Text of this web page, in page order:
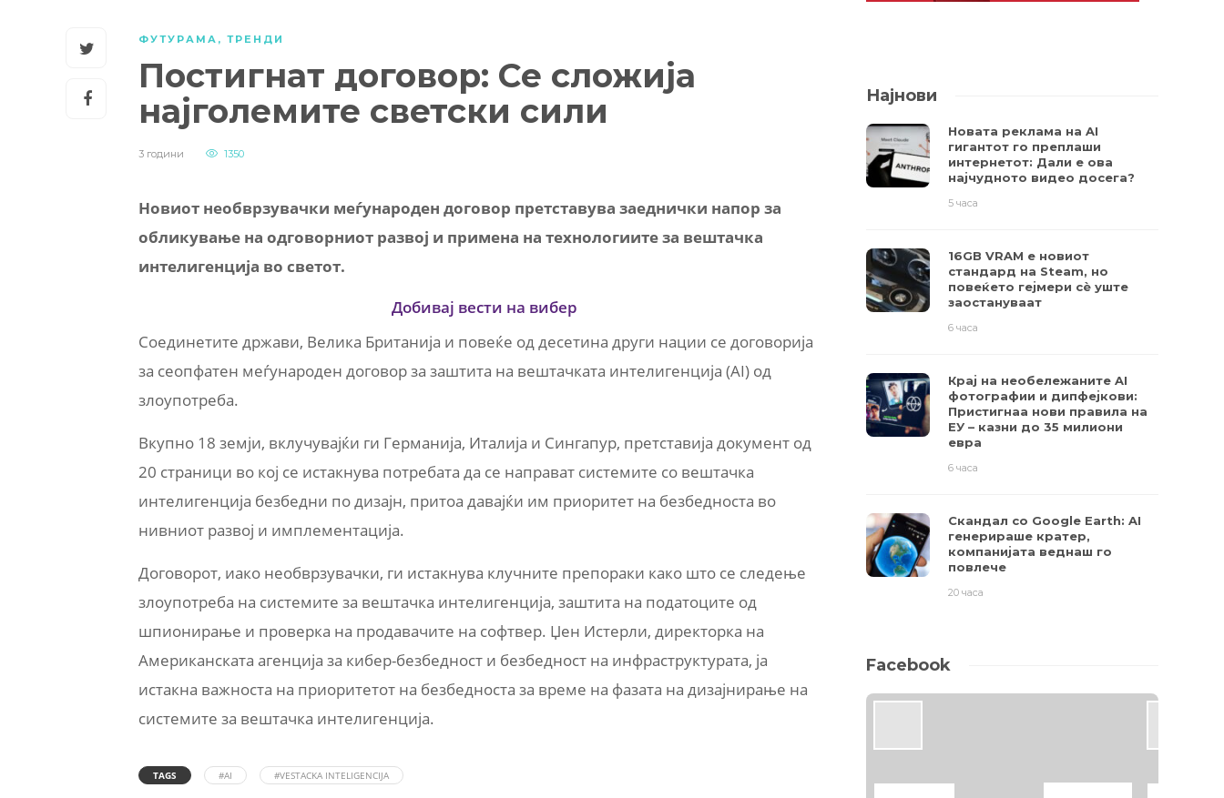
ФУТУРАМА , ТРЕНДИ
Постигнат договор: Се сложија
најголемите светски сили
3 години 1350
Новиот необврзувачки меѓународен договор претставува заеднички напор за
обликување на одговорниот развој и примена на технологиите за вештачка
интелигенција во светот.
Добивај вести на вибер
Соединетите држави, Велика Британија и повеќе од десетина други нации се договорија
за сеопфатен меѓународен договор за заштита на вештачката интелигенција (AI) од
злоупотреба.
Вкупно 18 земји, вклучувајќи ги Германија, Италија и Сингапур, претставија документ од
20 страници во кој се истакнува потребата да се направат системите со вештачка
интелигенција безбедни по дизајн, притоа давајќи им приоритет на безбедноста во
нивниот развој и имплементација.
Договорот, иако необврзувачки, ги истакнува клучните препораки како што се следење
злоупотреба на системите за вештачка интелигенција, заштита на податоците од
шпионирање и проверка на продавачите на софтвер. Џен Истерли, директорка на
Американската агенција за кибер-безбедност и безбедност на инфраструктурата, ја
истакна важноста на приоритетот на безбедноста за време на фазата на дизајнирање на
системите за вештачка интелигенција.
TAGS #AI #VESTACKA INTELIGENCIJA
Најнови
Новата реклама на AI
гигантот го преплаши
интернетот: Дали е ова
најчудното видео досега?
5 часа
16GB VRAM е новиот
стандард на Steam, но
повеќето гејмери ​​сè уште
заостануваат
6 часа
Крај на необележаните AI
фотографии и дипфејкови:
Пристигнаа нови правила на
ЕУ – казни до 35 милиони
евра
6 часа
Скандал со Google Earth: AI
генерираше кратер,
компанијата веднаш го
повлече
20 часа
Facebook